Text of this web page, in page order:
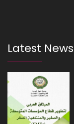
Latest News